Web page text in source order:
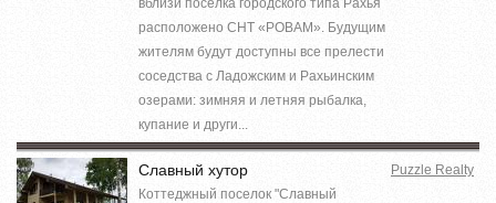
расположено СНТ «РОВАМ». Будущим
жителям будут доступны все прелести
соседства с Ладожским и Рахьинским
озерами: зимняя и летняя рыбалка,
купание и други...
Славный хутор
Коттеджный поселок "Славный
Puzzle Realty